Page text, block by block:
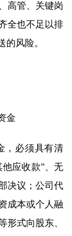
高管、关键岗
全也不足以排
的风险。
金
，必须具有清
应收款”、无
决议；公司代
成本或个人融
形式向股东、